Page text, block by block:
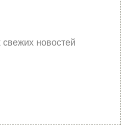
свежих новостей